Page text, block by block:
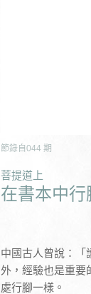
節錄自 044 期
菩提道上
在書本中行
中國古人曾說：「
外，經驗也是重要
處行腳一樣。